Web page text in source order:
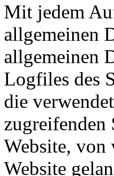
Mit jedem
allgemeinen
allgemeinen
Logfiles des
die
zugreifenden
Website, von
Website